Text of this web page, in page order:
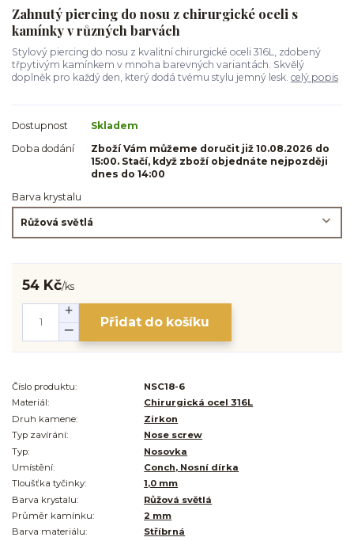
Zahnutý piercing do nosu z chirurgické oceli s
kamínky v různých barvách
Stylový piercing do nosu z kvalitní chirurgické oceli 316L, zdobený
třpytivým kamínkem v mnoha barevných variantách. Skvělý
doplněk pro každý den, který dodá tvému stylu jemný lesk. celý popis
Dostupnost
Skladem
Doba dodání
Zboží Vám můžeme doručit již 10.08.2026 do
15:00. Stačí, když zboží objednáte nejpozději
dnes do 14:00
Barva krystalu
54 Kč/ks
Přidat do košíku
Číslo produktu:
NSC18-6
Materiál:
Chirurgická ocel 316L
Druh kamene:
Zirkon
Typ zavírání:
Nose screw
Typ:
Nosovka
Umístění:
Conch, Nosní dírka
Tloušťka tyčinky:
1,0 mm
Barva krystalu:
Růžová světlá
Průměr kamínku:
2 mm
Barva materiálu:
Stříbrná